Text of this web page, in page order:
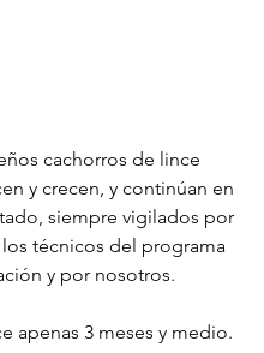
cachorros de lince
y crecen, y continúan en
siempre vigilados por
los técnicos del programa
y por nosotros.
apenas 3 meses y medio.